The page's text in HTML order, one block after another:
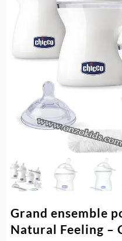
Grand ensemble
Natural Feeling –